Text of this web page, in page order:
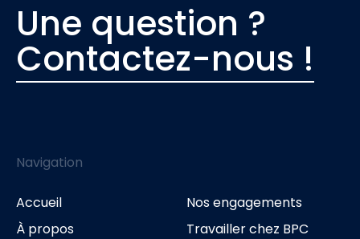
Une question ?
Contactez-nous !
Navigation
Accueil
À propos
Nos engagements
Travailler chez BPC